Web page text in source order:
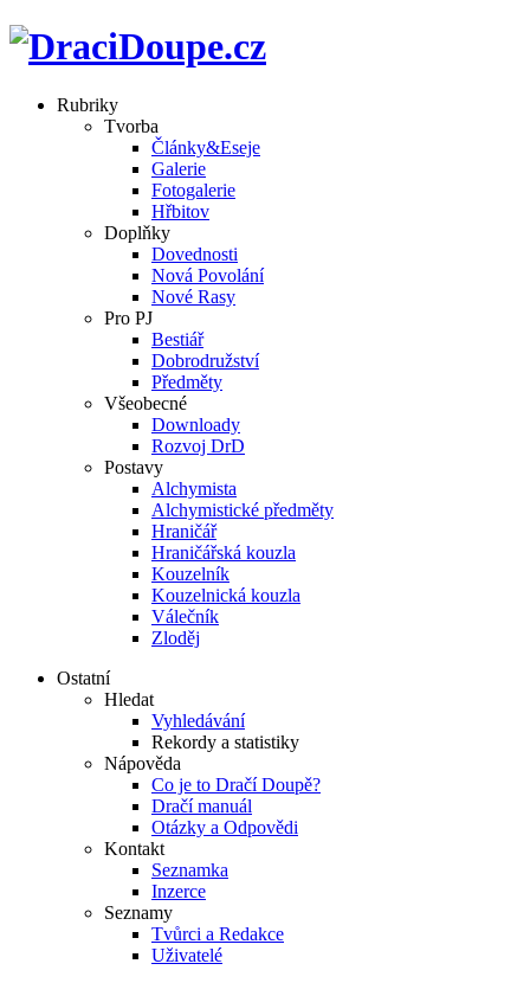
Rubriky
Tvorba
Články&Eseje
Galerie
Fotogalerie
Hřbitov
Doplňky
Dovednosti
Nová Povolání
Nové Rasy
Pro PJ
Bestiář
Dobrodružství
Předměty
Všeobecné
Downloady
Rozvoj DrD
Postavy
Alchymista
Alchymistické předměty
Hraničář
Hraničářská kouzla
Kouzelník
Kouzelnická kouzla
Válečník
Zloděj
Ostatní
Hledat
Vyhledávání
Rekordy a statistiky
Nápověda
Co je to Dračí Doupě?
Dračí manuál
Otázky a Odpovědi
Kontakt
Seznamka
Inzerce
Seznamy
Tvůrci a Redakce
Uživatelé